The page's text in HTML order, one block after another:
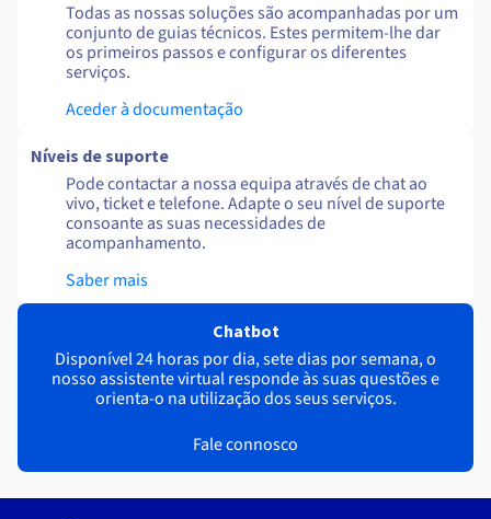
Todas as nossas soluções são acompanhadas por um
conjunto de guias técnicos. Estes permitem-lhe dar
os primeiros passos e configurar os diferentes
serviços.
Aceder à documentação
Níveis de suporte
Pode contactar a nossa equipa através de chat ao
vivo, ticket e telefone. Adapte o seu nível de suporte
consoante as suas necessidades de
acompanhamento.
Saber mais
Chatbot
Disponível 24 horas por dia, sete dias por semana, o
nosso assistente virtual responde às suas questões e
orienta-o na utilização dos seus serviços.
Fale connosco